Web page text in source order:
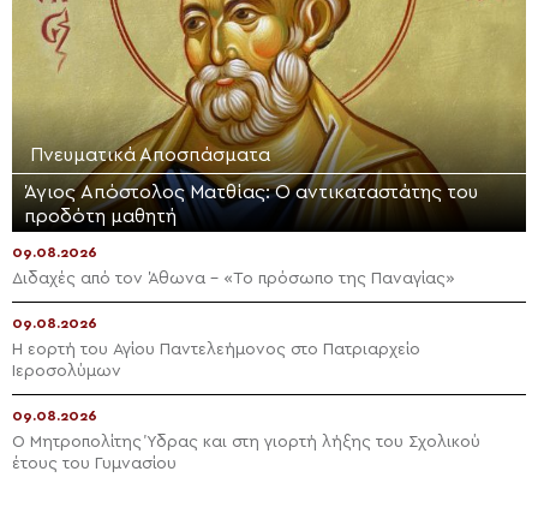
Πνευματικά Αποσπάσματα
Άγιος Απόστολος Ματθίας: Ο αντικαταστάτης του
προδότη μαθητή
09.08.2026
Διδαχές από τον Άθωνα – «Το πρόσωπο της Παναγίας»
09.08.2026
Η εορτή του Αγίου Παντελεήμονος στο Πατριαρχείο
Ιεροσολύμων
09.08.2026
Ο Μητροπολίτης Ύδρας και στη γιορτή λήξης του Σχολικού
έτους του Γυμνασίου